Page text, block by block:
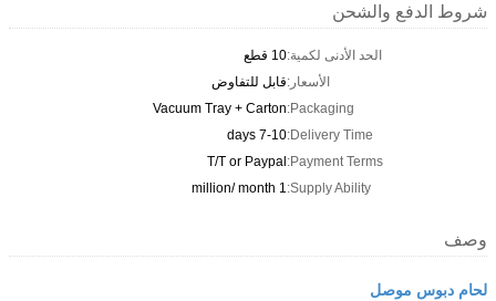
شروط الدفع والشحن
الحد الأدنى لكمية:10 قطع
الأسعار:قابل للتفاوض
Packaging:
Vacuum Tray + Carton
Delivery Time:
7-10 days
Payment Terms:
T/T or Paypal
Supply Ability:
1 million/ month
وصف
لحام دبوس موصل